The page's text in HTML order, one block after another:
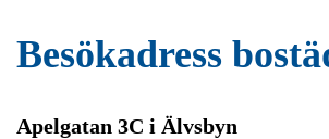
Besökadress
Apelgatan 3C i Älvsbyn